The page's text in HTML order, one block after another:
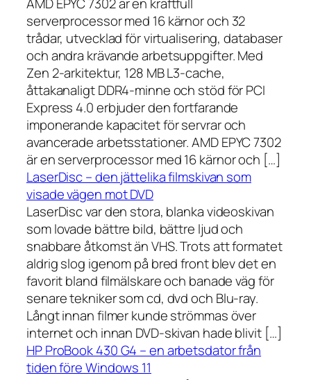
AMD EPYC 7302 är en kraftfull
serverprocessor med 16 kärnor och 32
trådar, utvecklad för virtualisering, databaser
och andra krävande arbetsuppgifter. Med
Zen 2-arkitektur, 128 MB L3-cache,
åttakanaligt DDR4-minne och stöd för PCI
Express 4.0 erbjuder den fortfarande
imponerande kapacitet för servrar och
avancerade arbetsstationer. AMD EPYC 7302
är en serverprocessor med 16 kärnor och […]
LaserDisc – den jättelika filmskivan som
visade vägen mot DVD
LaserDisc var den stora, blanka videoskivan
som lovade bättre bild, bättre ljud och
snabbare åtkomst än VHS. Trots att formatet
aldrig slog igenom på bred front blev det en
favorit bland filmälskare och banade väg för
senare tekniker som cd, dvd och Blu-ray.
Långt innan filmer kunde strömmas över
internet och innan DVD-skivan hade blivit […]
HP ProBook 430 G4 – en arbetsdator från
tiden före Windows 11